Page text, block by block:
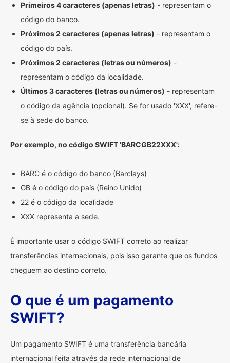
Primeiros 4 caracteres (apenas letras) - representam o
código do banco.
Próximos 2 caracteres (apenas letras) - representam o
código do país.
Próximos 2 caracteres (letras ou números) -
representam o código da localidade.
Últimos 3 caracteres (letras ou números) - representam
o código da agência (opcional). Se for usado 'XXX', refere-
se à sede do banco.
Por exemplo, no código SWIFT 'BARCGB22XXX':
BARC é o código do banco (Barclays)
GB é o código do país (Reino Unido)
22 é o código da localidade
XXX representa a sede.
É importante usar o código SWIFT correto ao realizar
transferências internacionais, pois isso garante que os fundos
cheguem ao destino correto.
O que é um pagamento
SWIFT?
Um pagamento SWIFT é uma transferência bancária
internacional feita através da rede internacional de